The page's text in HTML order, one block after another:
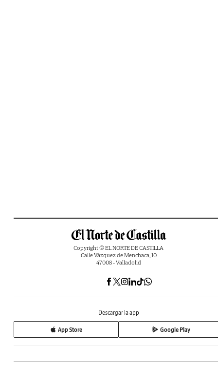
Copyright © EL NORTE DE CASTILLA
Calle Vázquez de Menchaca, 10
47008 - Valladolid
Descargar la app
App Store Google Play